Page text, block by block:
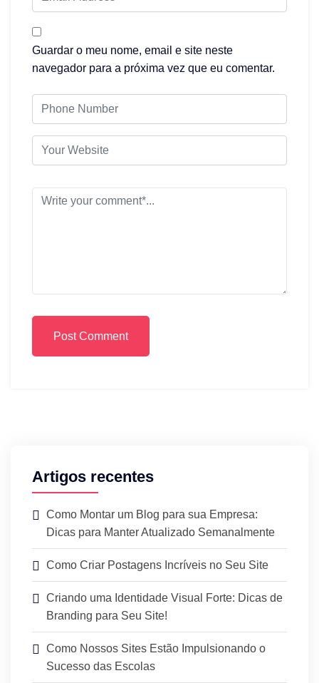
Guardar o meu nome, email e site neste
navegador para a próxima vez que eu comentar.
Post Comment
Artigos recentes
Como Montar um Blog para sua Empresa:
Dicas para Manter Atualizado Semanalmente
Como Criar Postagens Incríveis no Seu Site
Criando uma Identidade Visual Forte: Dicas de
Branding para Seu Site!
Como Nossos Sites Estão Impulsionando o
Sucesso das Escolas